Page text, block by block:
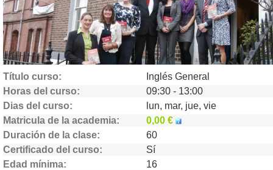
Moneda €
Idioma
Título curso
Inglés General
Horas del curso
09:30 - 13:00
Dias del curso
lun, mar, jue, vie
Matricula de la academia
0,00 €
Duración de la clase
60
Certificado del curso
Sí
Edad mínima
16